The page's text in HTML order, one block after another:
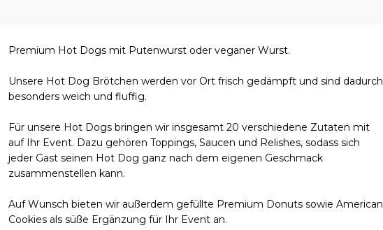
Premium Hot Dogs mit Putenwurst oder veganer Wurst.
Unsere Hot Dog Brötchen werden vor Ort frisch gedämpft und sind dadurch
besonders weich und fluffig.
Für unsere Hot Dogs bringen wir insgesamt 20 verschiedene Zutaten mit
auf Ihr Event. Dazu gehören Toppings, Saucen und Relishes, sodass sich
jeder Gast seinen Hot Dog ganz nach dem eigenen Geschmack
zusammenstellen kann.
Auf Wunsch bieten wir außerdem gefüllte Premium Donuts sowie American
Cookies als süße Ergänzung für Ihr Event an.